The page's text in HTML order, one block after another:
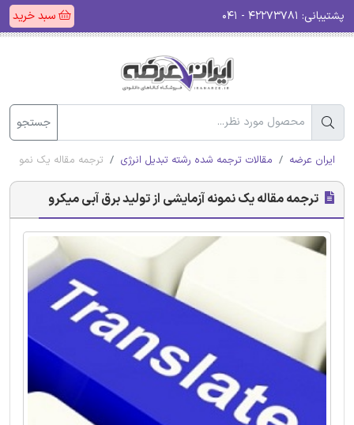
پشتیبانی: سبد خرید
جستجو
ایران عرضه مقالات ترجمه شده رشته تبدیل انرژی ترجمه مقاله یک نمونه
ترجمه مقاله یک نمونه آزمایشی از تولید برق آبی میکرو